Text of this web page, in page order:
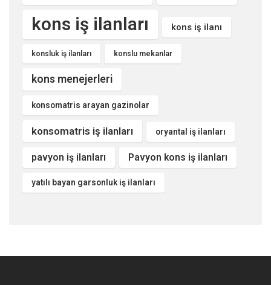
kons iş ilanları kons iş ilanı
konsluk iş ilanları konslu mekanlar
kons menejerleri
konsomatris arayan gazinolar
konsomatris iş ilanları oryantal iş ilanları
pavyon iş ilanları Pavyon kons iş ilanları
yatılı bayan garsonluk iş ilanları